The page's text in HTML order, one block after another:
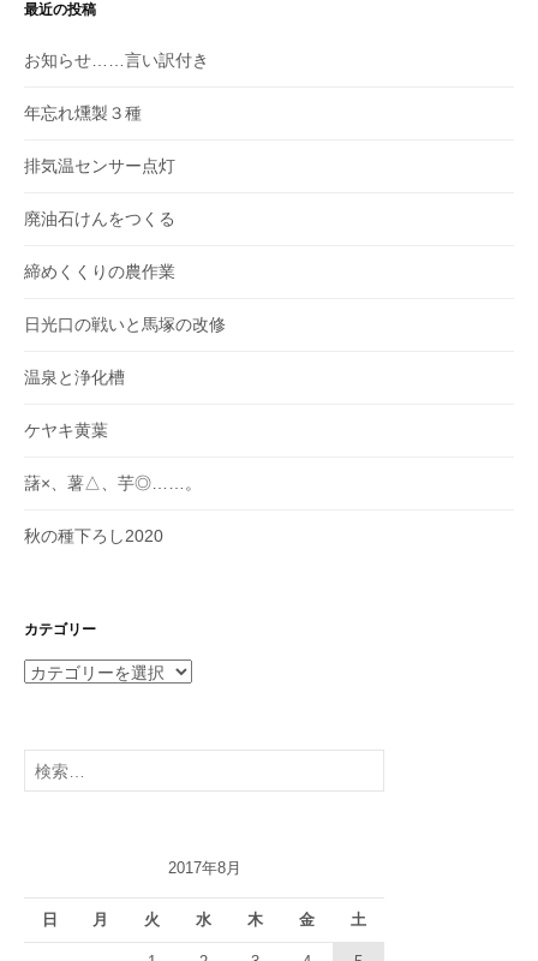
最近の投稿
お知らせ……言い訳付き
年忘れ燻製３種
排気温センサー点灯
廃油石けんをつくる
締めくくりの農作業
日光口の戦いと馬塚の改修
温泉と浄化槽
ケヤキ黄葉
藷×、薯△、芋◎……。
秋の種下ろし2020
カテゴリー
カ
リ
ー
検
索:
2017年8月
日 月 火 水 木 金 土